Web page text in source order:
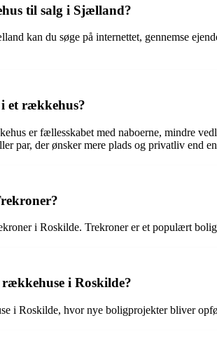
til salg i Sjælland?
kan du søge på internettet, gennemse
et rækkehus?
er fællesskabet med naboerne, mindre
par, der ønsker mere plads og privatliv end
i Roskilde. Trekroner er et populært
i Roskilde?
i Roskilde, hvor nye boligprojekter bliver